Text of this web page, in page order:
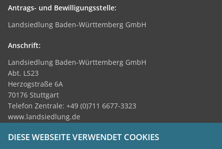
DIESE WEBSEITE VERWENDET COOKIES
Antrags- und Bewilligungsstelle:
Landsiedlung Baden-Württemberg GmbH
Anschrift:
Landsiedlung Baden-Württemberg GmbH
Abt. LS23
Herzogstraße 6A
70176 Stuttgart
Telefon Zentrale: +49 (0)711 6677-3323
www.landsiedlung.de
Themen: